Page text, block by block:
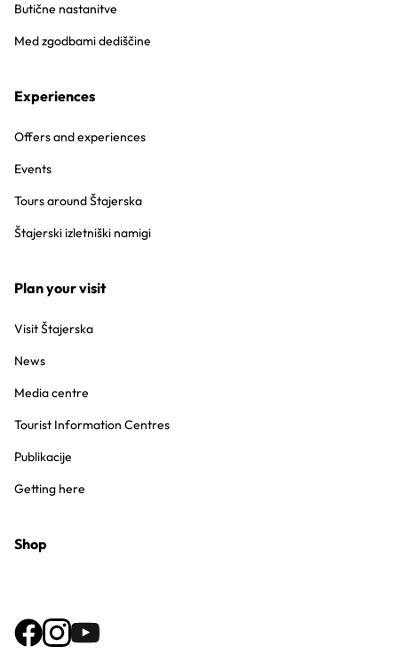
Butične nastanitve
Med zgodbami dediščine
Experiences
Offers and experiences
Events
Tours around Štajerska
Štajerski izletniški namigi
Plan your visit
Visit Štajerska
News
Media centre
Tourist Information Centres
Publikacije
Getting here
Shop